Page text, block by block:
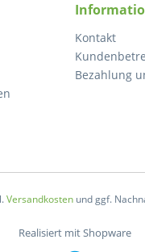
Kontakt
Bezahlung
Versandkostenund ggf.
Realisiert mit Shopware